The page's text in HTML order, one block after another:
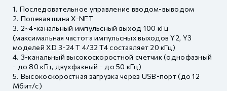
Последовательное управление вводом-выводом
Полевая шина X-NET
2~4-канальный импульсный выход 100 кГц
(максимальная частота импульсных выходов Y2, Y3
моделей XD 3-24 T 4/32 T4 составляет 20 кГц)
3-канальный высокоскоростной счетчик (однофазный
- до 80 кГц, двухфазный - до 50 кГц)
Высокоскоростная загрузка через USB-порт (до 12
Мбит/с)